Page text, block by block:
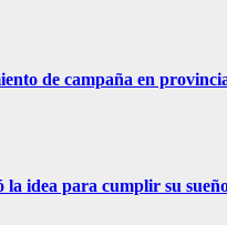
de campaña en
la idea para cumplir su